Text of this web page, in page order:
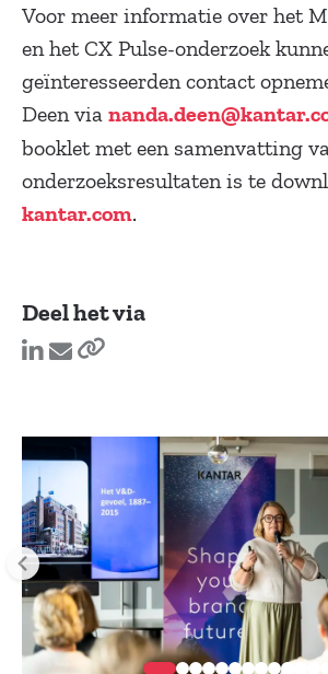
Voor meer informatie over het
en het CX Pulse-onderzoek
geïnteresseerden contact
Deen via
booklet met een samenvatting
onderzoeksresultaten is te
kantar.com.
Deel het via